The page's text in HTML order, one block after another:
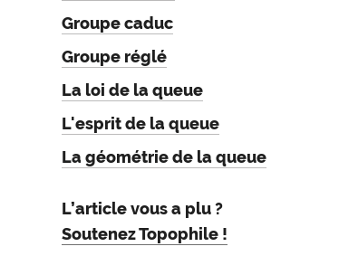
Groupe caduc
Groupe réglé
La loi de la queue
L'esprit de la queue
La géométrie de la queue
L’article vous a plu ?
Soutenez Topophile !